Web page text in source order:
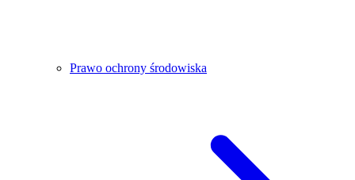
Prawo ochrony środowiska